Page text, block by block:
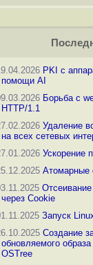
PKI с
помощи AI
Борьба с
HTTP/1.1
Удаление
на всех сетевых
Ускорение
Атомарные
через Cookie
Запуск
Создание
обновляемого
OSTree